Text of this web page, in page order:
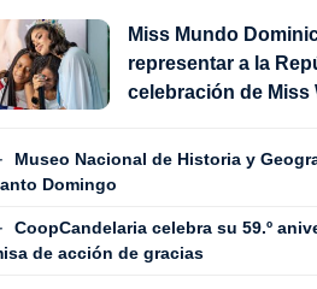
Miss Mundo
representar a la
celebración de Miss
Museo Nacional de Historia y
Domingo
CoopCandelaria celebra su 59.º
de acción de gracias